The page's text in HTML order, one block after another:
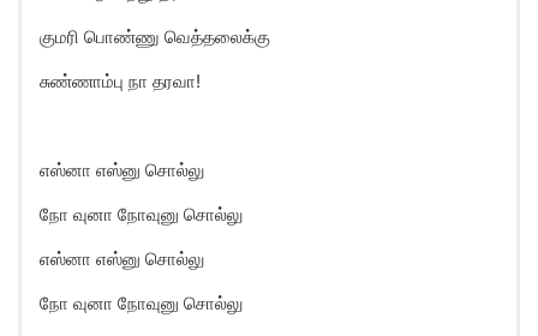
குமரி பொண்ணு வெத்தலைக்கு
சுண்ணாம்பு நா தரவா!
எஸ்னா எஸ்னு சொல்லு
நோ வுனா நோவுனு சொல்லு
எஸ்னா எஸ்னு சொல்லு
நோ வுனா நோவுனு சொல்லு